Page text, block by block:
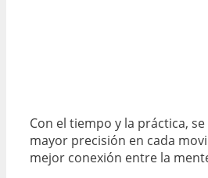
Con el tiempo y la práctica,
mayor precisión en cada
mejor conexión entre la